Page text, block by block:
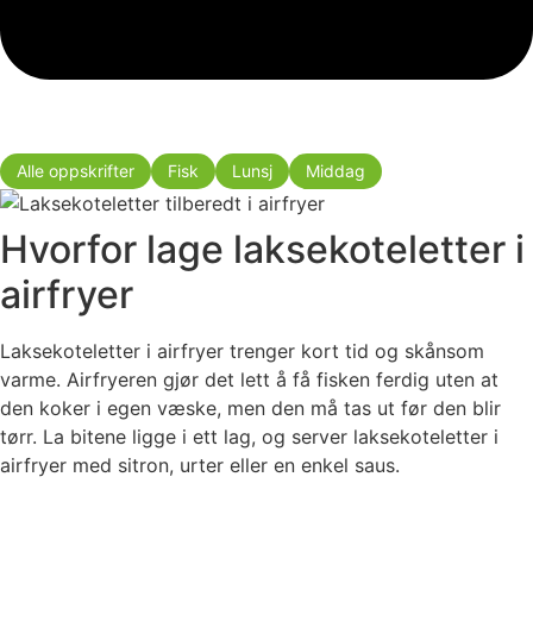
Alle oppskrifter Fisk Lunsj Middag
Hvorfor lage laksekoteletter i
airfryer
Laksekoteletter i airfryer trenger kort tid og skånsom
varme. Airfryeren gjør det lett å få fisken ferdig uten at
den koker i egen væske, men den må tas ut før den blir
tørr. La bitene ligge i ett lag, og server laksekoteletter i
airfryer med sitron, urter eller en enkel saus.